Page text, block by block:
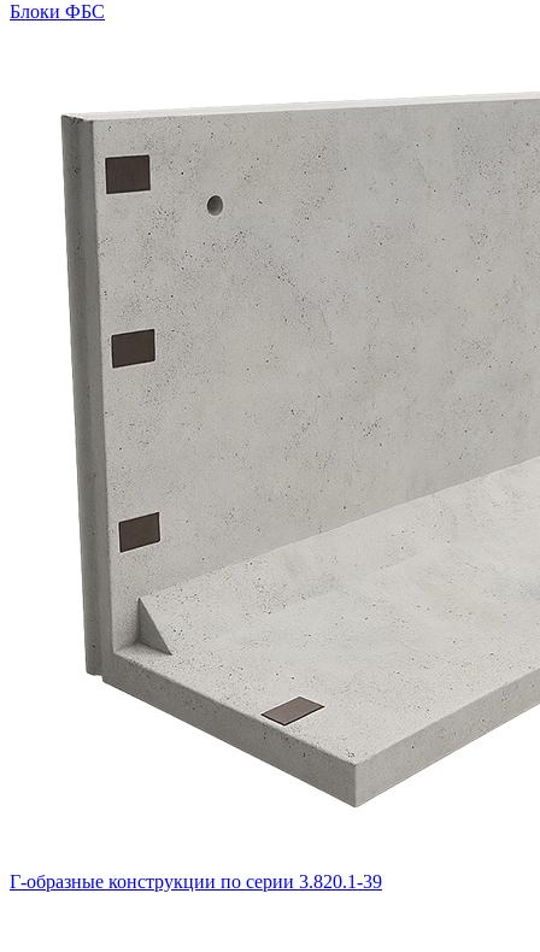
Блоки ФБС
Г-образные конструкции по серии 3.820.1-39